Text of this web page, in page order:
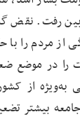
رفت. نقض
از مردم را با
را در موضع
از
بیشتر